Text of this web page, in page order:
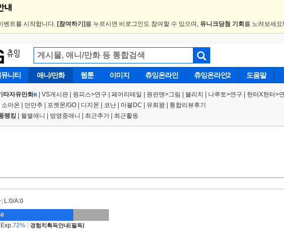
벤트를 시작합니다. [참여하기] 를 누르시면 비로그인도 참여할 수 있으며, 유니크당첨 기회 를 노려보세
니티 애니/만화 웹툰 이미지 츄잉온라인 츄잉온라인2 도움말
타자유만화R| VS게시판 원피스>연구 페어리테일 | 원펀맨>그림 블리치 나루토>연구 헌터X헌터>
소아온 던만추 포켓몬/GO 디지몬 코난 마블DC 유희왕 통합리뷰후기
랭킹 월별애니 방영중애니 최근추가 최근활동
L:0/A:0
Exp.72% 경험치획득안내[필독]